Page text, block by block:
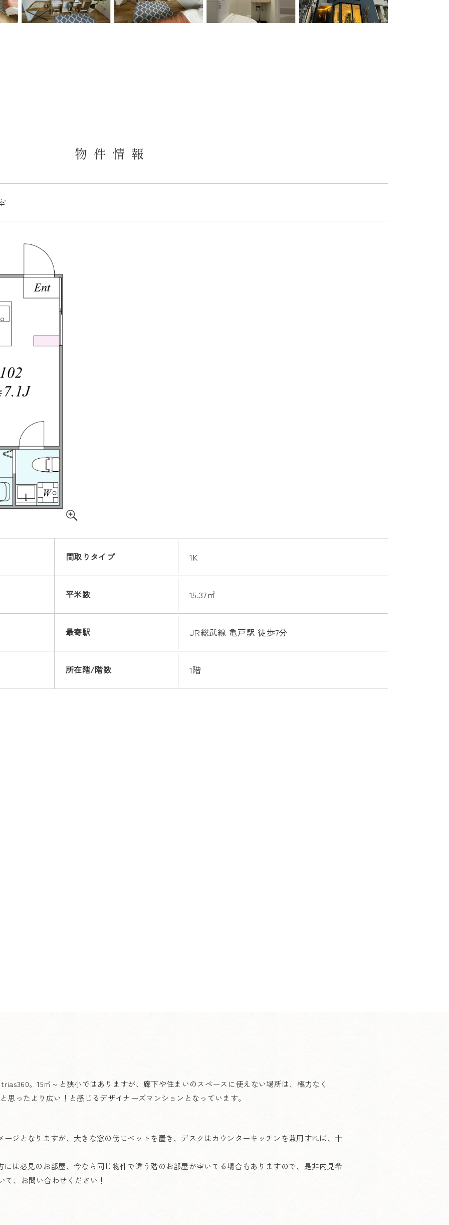
物件情報
間取りタイプ 1K
平米数 15.37㎡
最寄駅 JR総武線 亀戸駅 徒歩7分
所在階/階数 1階
。15㎡～と狭小ではありますが、廊下や住まいのスペースに使えない場所は、極力なく
思ったより広い！と感じるデザイナーズマンションとなっています。
ジとなりますが、大きな窓の傍にベットを置き、デスクはカウンターキッチンを兼用すれば、十
は必見のお部屋、今なら同じ物件で違う階のお部屋が空いてる場合もありますので、是非内見希
、お問い合わせください！